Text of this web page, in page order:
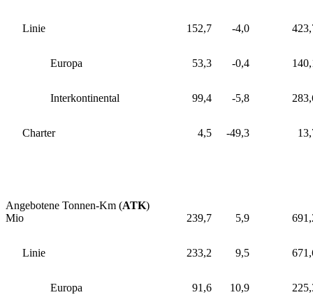
Linie 152,7 -4,0
Europa 53,3 -0,4
Interkontinental 99,4 -5,8
Charter 4,5 -49,3
Angebotene Tonnen-Km (ATK)
Mio
239,7 5,9
Linie 233,2 9,5
Europa 91,6 10,9